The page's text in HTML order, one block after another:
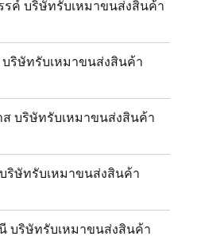
ค์ บริษัทรับเหมาขนส่งสินค้า
ริษัทรับเหมาขนส่งสินค้า
บริษัทรับเหมาขนส่งสินค้า
ริษัทรับเหมาขนส่งสินค้า
บริษัทรับเหมาขนส่งสินค้า